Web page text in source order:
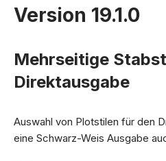
Version 19.1.0
Mehrseitige
Direktausgabe
Auswahl von Plotstilen für den
eine Schwarz-Weis Ausgabe